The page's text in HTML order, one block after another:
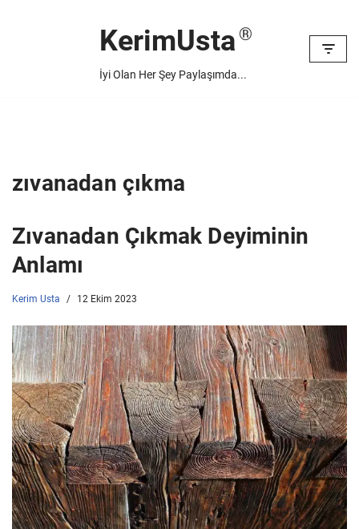
KerimUsta
İyi Olan Her Şey Paylaşımda...
zıvanadan çıkma
Zıvanadan Çıkmak Deyiminin
Anlamı
Kerim Usta 12 Ekim 2023